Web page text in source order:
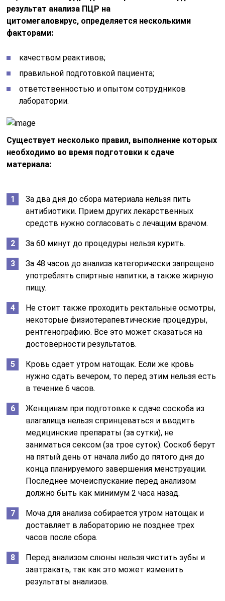
результат анализа ПЦР на
цитомегаловирус, определяется несколькими
факторами:
качеством реактивов;
правильной подготовкой пациента;
ответственностью и опытом сотрудников
лаборатории.
Существует несколько правил, выполнение которых
необходимо во время подготовки к сдаче
материала:
За два дня до сбора материала нельзя пить
антибиотики. Прием других лекарственных
средств нужно согласовать с лечащим врачом.
За 60 минут до процедуры нельзя курить.
За 48 часов до анализа категорически запрещено
употреблять спиртные напитки, а также жирную
пищу.
Не стоит также проходить ректальные осмотры,
некоторые физиотерапевтические процедуры,
рентгенографию. Все это может сказаться на
достоверности результатов.
Кровь сдает утром натощак. Если же кровь
нужно сдать вечером, то перед этим нельзя есть
в течение 6 часов.
Женщинам при подготовке к сдаче соскоба из
влагалища нельзя спринцеваться и вводить
медицинские препараты (за сутки), не
заниматься сексом (за трое суток). Соскоб берут
на пятый день от начала либо до пятого дня до
конца планируемого завершения менструации.
Последнее мочеиспускание перед анализом
должно быть как минимум 2 часа назад.
Моча для анализа собирается утром натощак и
доставляет в лабораторию не позднее трех
часов после сбора.
Перед анализом слюны нельзя чистить зубы и
завтракать, так как это может изменить
результаты анализов.